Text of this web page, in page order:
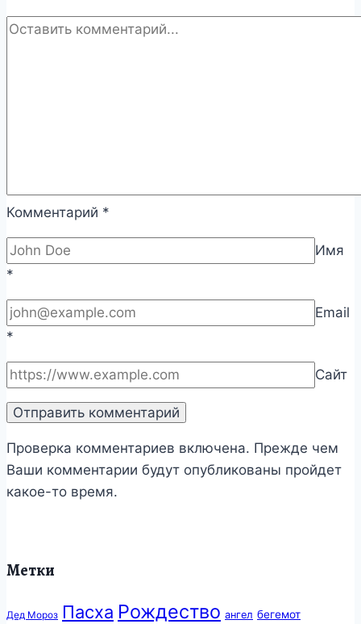
Комментарий *
Имя
*
Email
*
Сайт
Проверка комментариев включена. Прежде чем
Ваши комментарии будут опубликованы пройдет
какое-то время.
Метки
Дед Мороз Пасха Рождество ангел бегемот